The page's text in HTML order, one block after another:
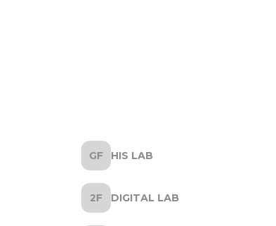
HIS LAB
DIGITAL LAB